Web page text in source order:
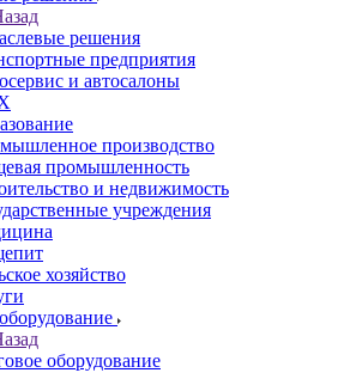
решения
предприятия
и автосалоны
производство
промышленность
и недвижимость
учреждения
хозяйство
оборудование